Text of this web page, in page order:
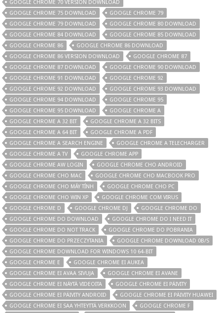
GOOGLE CHROME 70 VERSION DOWNLOAD
GOOGLE CHROME 75 DOWNLOAD
GOOGLE CHROME 79
GOOGLE CHROME 79 DOWNLOAD
GOOGLE CHROME 80 DOWNLOAD
GOOGLE CHROME 84 DOWNLOAD
GOOGLE CHROME 85 DOWNLOAD
GOOGLE CHROME 86
GOOGLE CHROME 86 DOWNLOAD
GOOGLE CHROME 86 VERSION DOWNLOAD
GOOGLE CHROME 87
GOOGLE CHROME 87 DOWNLOAD
GOOGLE CHROME 90 DOWNLOAD
GOOGLE CHROME 91 DOWNLOAD
GOOGLE CHROME 92
GOOGLE CHROME 92 DOWNLOAD
GOOGLE CHROME 93 DOWNLOAD
GOOGLE CHROME 94 DOWNLOAD
GOOGLE CHROME 95
GOOGLE CHROME 95 DOWNLOAD
GOOGLE CHROME A
GOOGLE CHROME A 32 BIT
GOOGLE CHROME A 32 BITS
GOOGLE CHROME A 64 BIT
GOOGLE CHROME A PDF
GOOGLE CHROME A SEARCH ENGINE
GOOGLE CHROME A TELECHARGER
GOOGLE CHROME A TV
GOOGLE CHROME APP
GOOGLE CHROME AW LOGIN
GOOGLE CHROME CHO ANDROID
GOOGLE CHROME CHO MAC
GOOGLE CHROME CHO MACBOOK PRO
GOOGLE CHROME CHO MÁY TÍNH
GOOGLE CHROME CHO PC
GOOGLE CHROME CHO WIN XP
GOOGLE CHROME COM VIRUS
GOOGLE CHROME D
GOOGLE CHROME DJ
GOOGLE CHROME DO
GOOGLE CHROME DO DOWNLOAD
GOOGLE CHROME DO I NEED IT
GOOGLE CHROME DO NOT TRACK
GOOGLE CHROME DO POBRANIA
GOOGLE CHROME DO PRZECZYTANIA
GOOGLE CHROME DOWNLOAD 0B/S
GOOGLE CHROME DOWNLOAD FOR WINDOWS 10 64-BIT
GOOGLE CHROME E
GOOGLE CHROME EI AUKEA
GOOGLE CHROME EI AVAA SIVUJA
GOOGLE CHROME EI AVANE
GOOGLE CHROME EI NÄYTÄ VIDEOITA
GOOGLE CHROME EI PÄIVITY
GOOGLE CHROME EI PÄIVITY ANDROID
GOOGLE CHROME EI PÄIVITY HUAWEI
GOOGLE CHROME EI SAA YHTEYTTÄ VERKKOON
GOOGLE CHROME F